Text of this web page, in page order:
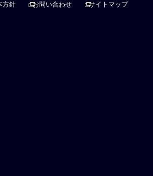
方針 お問い合わせ サイトマップ